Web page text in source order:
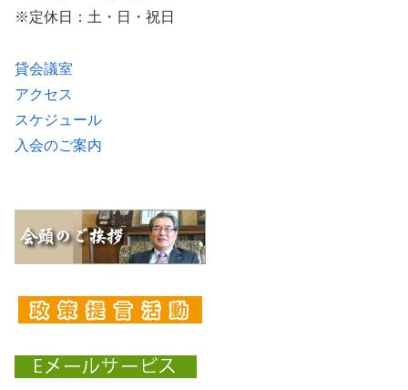
※定休日：土・日・祝日
貸会議室
アクセス
スケジュール
入会のご案内